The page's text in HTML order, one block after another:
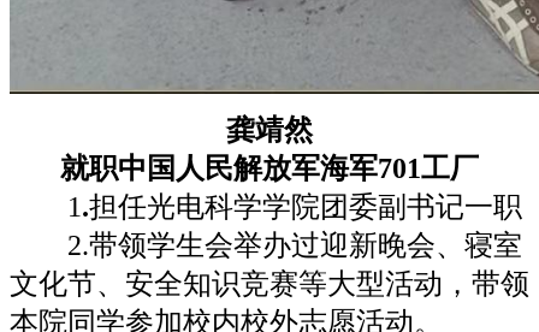
龚靖然
就职中国人民解放军海军701工厂
1.担任光电科学学院团委副书记一职
2.带领学生会举办过迎新晚会、寝室
文化节、安全知识竞赛等大型活动，带领
本院同学参加校内校外志愿活动。